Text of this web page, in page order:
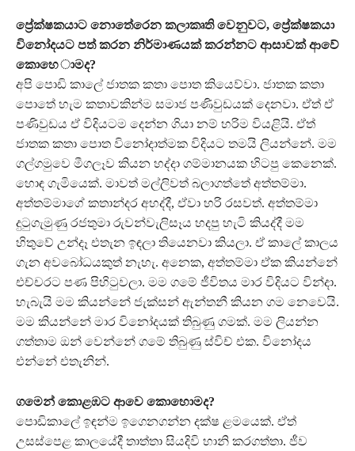
ප්‍රේක්ෂකයාට නොතේරෙන කලාකෘති වෙනුවට, ප්‍රේක්ෂකයා
විනෝදයට පත් කරන නිර්මාණයක් කරන්නට ආසාවක් ආවේ
කොහෙ ාමද?
අපි පොඩි කාලේ ජාතක කතා පොත කියෙව්වා. ජාතක කතා
පොතේ හැම කතාවකින්ම සමාජ පණිවුඩයක් දෙනවා. ඒත් ඒ
පණිවුඩය ඒ විදියටම දෙන්න ගියා නම් හරිම වියළියි. ඒත්
ජාතක කතා පොත විනෝදාත්මක විදියට තමයි ලියන්නේ. මම
ගල්ගමුවෙ මීගලෑව කියන හද්දා ගම්මානයක හිටපු කෙනෙක්.
හොඳ ගැමියෙක්. මාවත් මල්ලිවත් බලාගත්තේ අත්තම්මා.
අත්තම්මාගේ කතාන්දර අහද්දී, ඒවා හරි රසවත්. අත්තම්මා
දුටුගැමුණු රජතුමා රුවන්වැලිසෑය හදපු හැටි කියද්දී මම
හිතුවේ උන්දෑ එතැන ඉඳලා තියෙනවා කියලා. ඒ කාලේ කාලය
ගැන අවබෝධයකුත් නැහැ. අනෙක, අත්තම්මා ඒක කියන්නේ
එච්චරට පණ පිහිටුවලා. මම ගමේ ජීවිතය මාර විදියට වින්දා.
හැබැයි මම කියන්නේ ජැක්සන් ඇන්තනී කියන ගම නෙවෙයි.
මම කියන්නේ මාර විනෝදයක් තිබුණු ගමක්. මම ලියන්න
ගත්තාම ඔන් වෙන්නේ ගමේ තිබුණු ස්විච් එක. විනෝදය
එන්නේ එතැනින්.
ගමෙන් කොළඹට ආවෙ කොහොමද?
පොඩිකාලේ ඉඳන්ම ඉගෙනගන්න දක්ෂ ළමයෙක්. ඒත්
උසස්පෙළ කාලයේදී තාත්තා සියදිවි හානි කරගත්තා. ජීව